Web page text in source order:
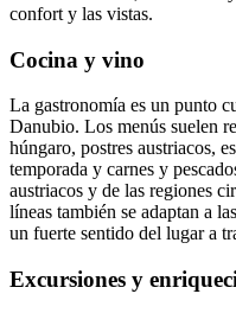
confort y las vistas.
Cocina y vino
La gastronomía es un punto
Danubio. Los menús suelen
húngaro, postres austriacos,
temporada y carnes y
austriacos y de las regiones
líneas también se adaptan a
un fuerte sentido del lugar a
Excursiones y